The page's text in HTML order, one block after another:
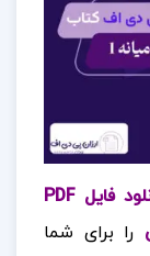
دانلود فایل PDF
را برای شما